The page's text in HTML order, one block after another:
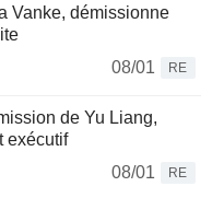
Vanke, démissionne
08/01
RE
de Yu Liang,
exécutif
08/01
RE